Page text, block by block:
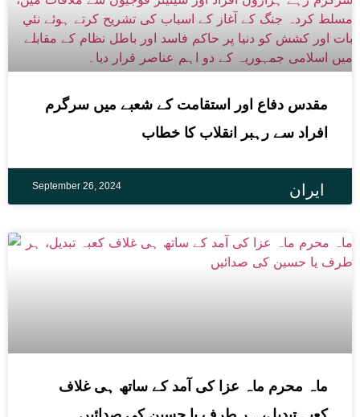
ایران
مقدس دفاع اور استقامت کے شعبے میں سرگرم
افراد سے رہبر انقلاب کا خطاب
September 26, 2024
ماہ محرم ماہ عزا کی آمد کے ساتھ ہی غلاف